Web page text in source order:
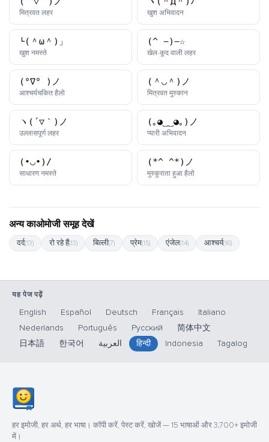
मित्रवत लहरकाओमोजी खुश अभिवादनकाओमोजी
└(＾ω＾)」
खुश नमस्तेकाओमोजी
(^_−)−☆
खेल-कूद वाली लहरकाओमोजी
(°∇° )ノ
आश्चर्यचकित हैलोकाओमोजी
(＾◡＾)ノ
मित्रवत मुस्कानकाओमोजी
ヽ(´▽｀)ノ
उल्लासपूर्ण लहरकाओमोजी
(｡◕‿‿◕｡)ノ
प्यारी अभिवादनकाओमोजी
(•◡•)/
साधारण नमस्तेकाओमोजी
(*^_^*)ノ
मुस्कुराता हुआ हैलोकाओमोजी
अन्य काओमोजी समूह देखें
दर्द(13) रो रहे हैं(13) बिल्ली(7) प्रेम(15) एंजेल(14) आश्चर्य(16)
यह पेज पढ़ें
English Español Deutsch Français
Italiano
Nederlands
Português Русский
简体中文
日本語
한국어 العربية हिन्दी Indonesia Tagalog
हर इमोजी, हर अर्थ, हर भाषा। कॉपी करें, पेस्ट करें, खोजें — 15 भाषाओं और 3,700+ इमोजी
में।